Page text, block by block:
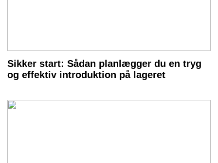
Sikker start: Sådan planlægger du en tryg
og effektiv introduktion på lageret